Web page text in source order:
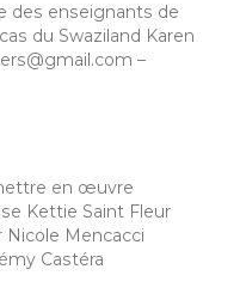
des enseignants de
du Swaziland Karen
–
en œuvre
Kettie Saint Fleur
Mencacci
Castéra